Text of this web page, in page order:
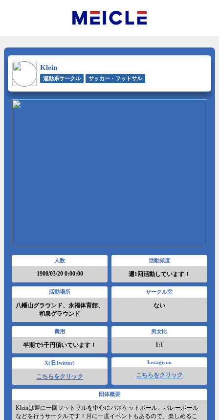
Klein
運動系サークル サッカー・フットサル
人数
1900/03/20 0:00:00
活動頻度
週1回活動しています！
活動場所
八幡山グラウンド、永福体育館、
和泉グラウンド
サークル室
ない
費用
半期で5千円頂いています！
男女比
1:1
X(旧Twitter)
こちらをクリック
Instagram
こちらをクリック
団体概要
Kleinは週に一回フットサルを中心にバスケットボール、バレーボール
などを行うサークルです！月に一度イベントもあるので、楽しめるこ